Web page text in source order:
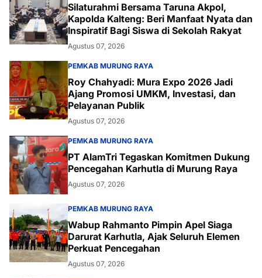
Silaturahmi Bersama Taruna Akpol,
Kapolda Kalteng: Beri Manfaat Nyata dan
Inspiratif Bagi Siswa di Sekolah Rakyat
Agustus 07, 2026
PEMKAB MURUNG RAYA
Roy Chahyadi: Mura Expo 2026 Jadi
Ajang Promosi UMKM, Investasi, dan
Pelayanan Publik
Agustus 07, 2026
PEMKAB MURUNG RAYA
PT AlamTri Tegaskan Komitmen Dukung
Pencegahan Karhutla di Murung Raya
Agustus 07, 2026
PEMKAB MURUNG RAYA
Wabup Rahmanto Pimpin Apel Siaga
Darurat Karhutla, Ajak Seluruh Elemen
Perkuat Pencegahan
Agustus 07, 2026